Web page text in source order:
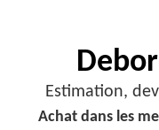
Estimation,
Achat dans les